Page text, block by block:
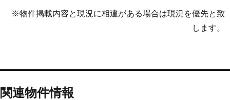
※物件掲載内容と現況に相違がある場合は現況を優先と致
します。
関連物件情報